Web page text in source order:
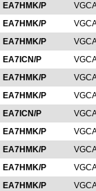
EA7HMK/P
EA7HMK/P
EA7HMK/P
EA7ICN/P
EA7HMK/P
EA7HMK/P
EA7ICN/P
EA7HMK/P
EA7HMK/P
EA7HMK/P
EA7HMK/P